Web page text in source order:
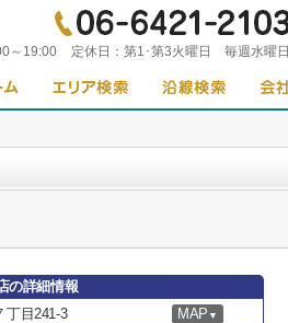
～19:00 定休日： 第1･第3火曜日 毎週水曜日
の詳細情報
丁目241-3 MAP ▼